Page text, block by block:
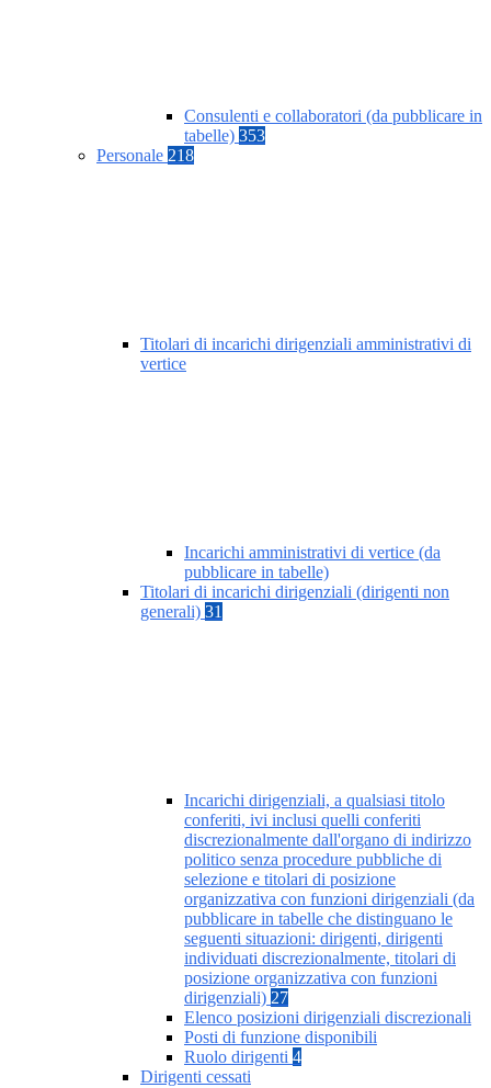
Consulenti e collaboratori (da pubblicare in
tabelle) 353
Personale 218
Titolari di incarichi dirigenziali amministrativi di
vertice
Incarichi amministrativi di vertice (da
pubblicare in tabelle)
Titolari di incarichi dirigenziali (dirigenti non
generali) 31
Incarichi dirigenziali, a qualsiasi titolo
conferiti, ivi inclusi quelli conferiti
discrezionalmente dall'organo di indirizzo
politico senza procedure pubbliche di
selezione e titolari di posizione
organizzativa con funzioni dirigenziali (da
pubblicare in tabelle che distinguano le
seguenti situazioni: dirigenti, dirigenti
individuati discrezionalmente, titolari di
posizione organizzativa con funzioni
dirigenziali) 27
Elenco posizioni dirigenziali discrezionali
Posti di funzione disponibili
Ruolo dirigenti 4
Dirigenti cessati